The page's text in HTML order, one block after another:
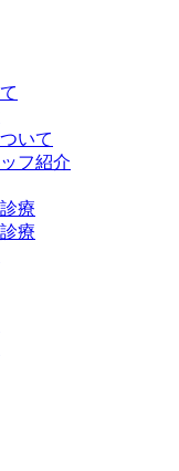
いて
フ紹介
療
療